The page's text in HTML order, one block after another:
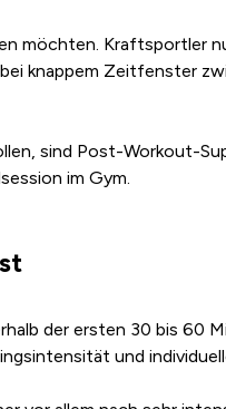
möchten. Kraftsportler
knappem Zeitfenster
sind Post-Workout-
im Gym.
der ersten 30 bis 60
und